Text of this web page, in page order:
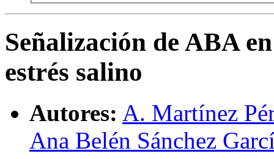
Señalización de ABA
estrés salino
Autores: A. Martínez
Ana Belén Sánchez